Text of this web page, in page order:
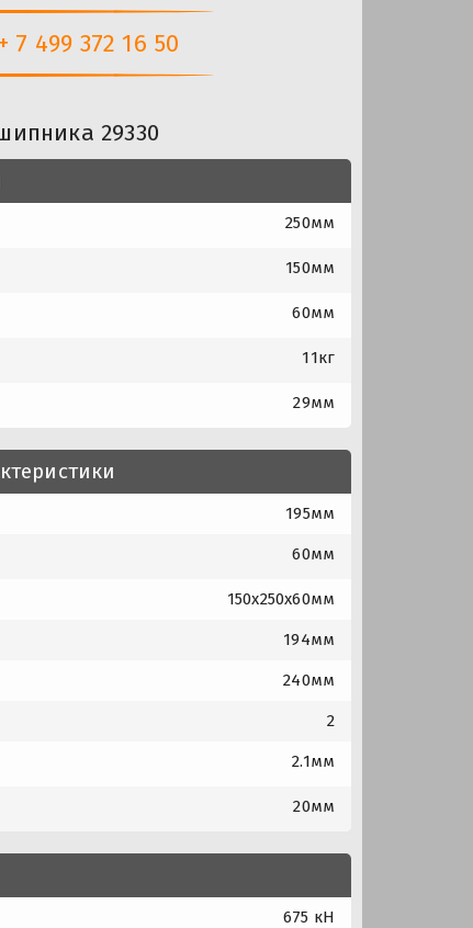
499 372 16 50
29330
250мм
150мм
60мм
11кг
29мм
195мм
60мм
150x250x60мм
194мм
240мм
2
2.1мм
20мм
675 кН